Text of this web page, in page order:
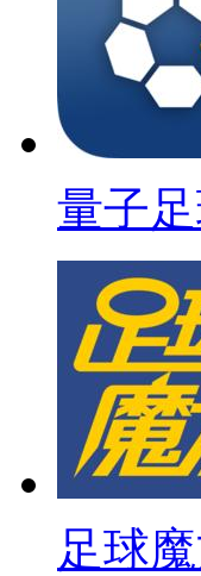
量子
足球